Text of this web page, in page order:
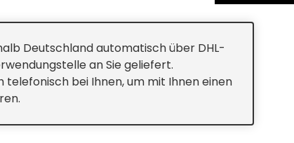
Deutschland automatisch über DHL-
an Sie geliefert.
telefonisch bei Ihnen, um mit Ihnen einen